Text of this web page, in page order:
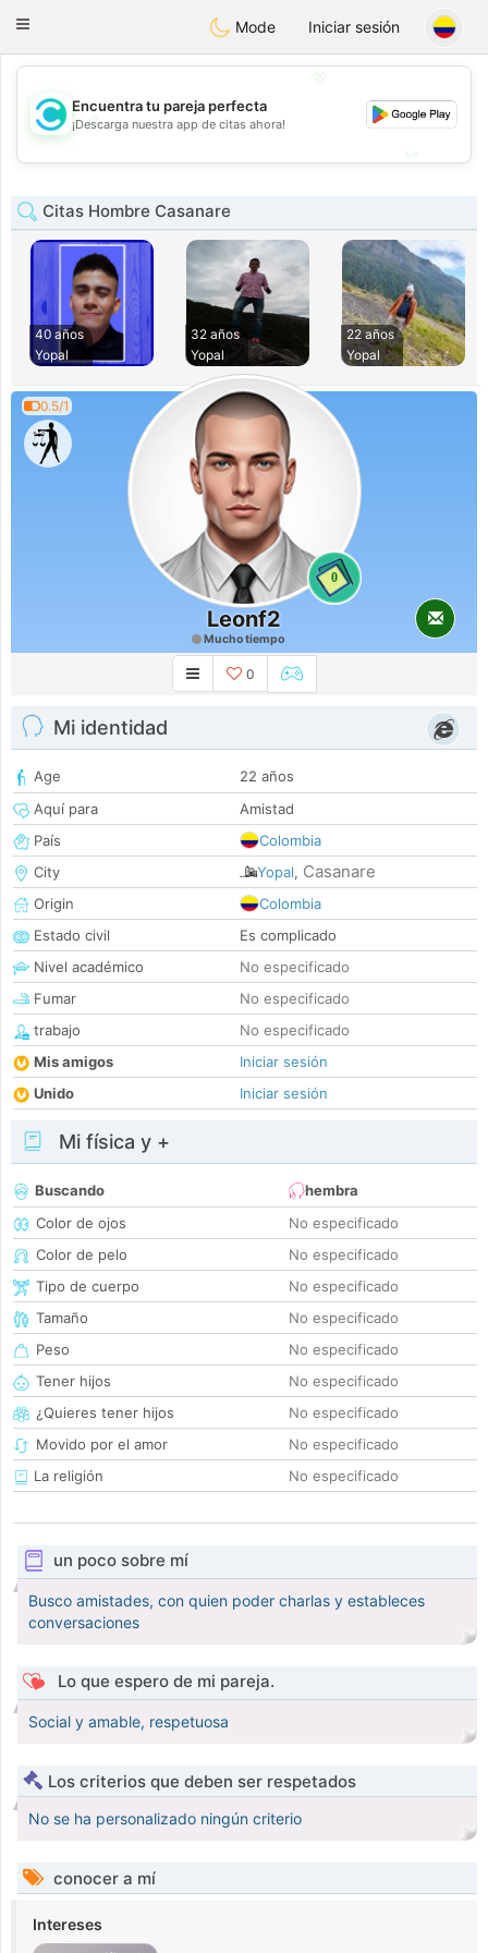
olombiaCitas
Toggle
Mode Iniciar sesión
💖
💕
Encuentra tu pareja perfecta
¡Descarga nuestra app de citas ahora!
Citas Hombre Casanare
40 años
Yopal
32 años
Yopal
22 años
Yopal
0.5/1
0
Leonf2
Mucho tiempo
0
Mi identidad
Age
22 años
Aquí para
Amistad
País
Colombia
City
Yopal, Casanare
Origin
Colombia
Estado civil
Es complicado
Nivel académico
No especificado
Fumar
No especificado
trabajo
No especificado
Mis amigos
Iniciar sesión
Unido
Iniciar sesión
Mi física y +
Buscando
hembra
Color de ojos
No especificado
Color de pelo
No especificado
Tipo de cuerpo
No especificado
Tamaño
No especificado
Peso
No especificado
Tener hijos
No especificado
¿Quieres tener hijos
No especificado
Movido por el amor
No especificado
La religión
No especificado
un poco sobre mí
Busco amistades, con quien poder charlas y estableces
conversaciones
Lo que espero de mi pareja.
Social y amable, respetuosa
Los criterios que deben ser respetados
No se ha personalizado ningún criterio
conocer a mí
Intereses